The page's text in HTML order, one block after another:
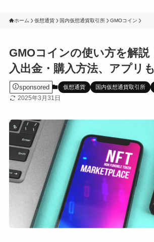
ホーム 仮想通貨 国内仮想通貨取引所 GMOコイン
GMOコインの使い方を解説
入出金・購入方法、アプリも
sponsored 仮想通貨 国内仮想通貨取引所
2025年3月31日